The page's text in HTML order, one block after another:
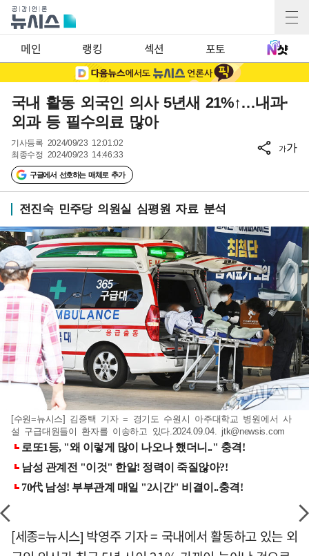
메인 랭킹 섹션 포토
국내 활동 외국인 의사 5년새 21%↑…내과·
외과 등 필수의료 많아
기사등록 2024/09/23 12:01:02
최종수정 2024/09/23 14:46:33
구글에서 선호하는 매체로 추가
가가
전진숙 민주당 의원실 심평원 자료 분석
[수원=뉴시스] 김종택 기자 = 경기도 수원시 아주대학교 병원에서 사
설 구급대원들이 환자를 이송하고 있다.2024.09.04. jtk@newsis.com
[세종=뉴시스] 박영주 기자 = 국내에서 활동하고 있는 외